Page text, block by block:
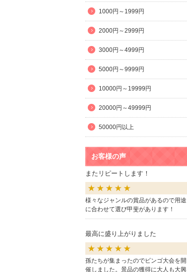
1000円～1999円
2000円～2999円
3000円～4999円
5000円～9999円
10000円～19999円
20000円～49999円
50000円以上
お客様の声
またリピートします！
様々なジャンルの賞品があるので用途
に合わせて選び甲斐があります！
最高に盛り上がりました
孫たちが集まったのでビンゴ大会を開
催しました。景品の獲得に大人も大興